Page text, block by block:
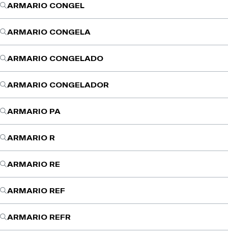
ARMARIO CONGEL
ARMARIO CONGELA
ARMARIO CONGELADO
ARMARIO CONGELADOR
ARMARIO PA
ARMARIO R
ARMARIO RE
ARMARIO REF
ARMARIO REFR